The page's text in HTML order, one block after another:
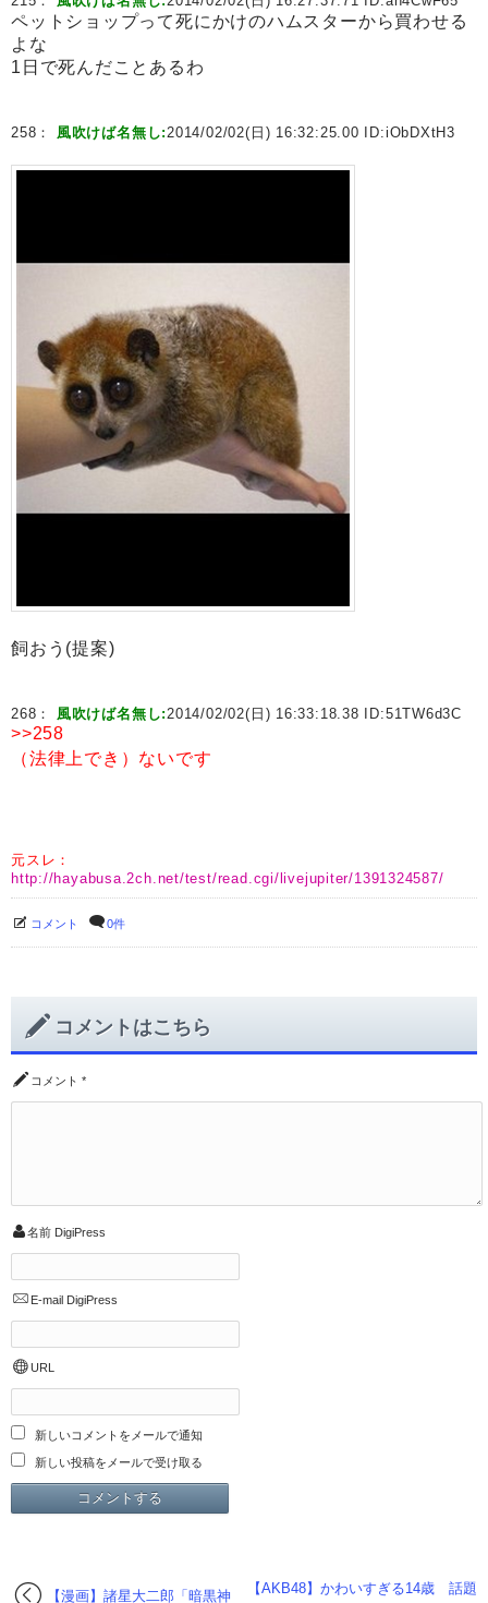
ペットショップって死にかけのハムスターから買わせる
よな
1日で死んだことあるわ
258： 風吹けば名無し:2014/02/02(日) 16:32:25.00 ID:iObDXtH3
飼おう(提案)
268： 風吹けば名無し:2014/02/02(日) 16:33:18.38 ID:51TW6d3C
>>258
（法律上でき）ないです
元スレ：
http://hayabusa.2ch.net/test/read.cgi/livejupiter/1391324587/
コメント 0件
コメントはこちら
コメント *
名前 DigiPress
E-mail DigiPress
URL
新しいコメントをメールで通知
新しい投稿をメールで受け取る
【AKB48】かわいすぎる14歳 話題
【漫画】諸星大二郎「暗黒神